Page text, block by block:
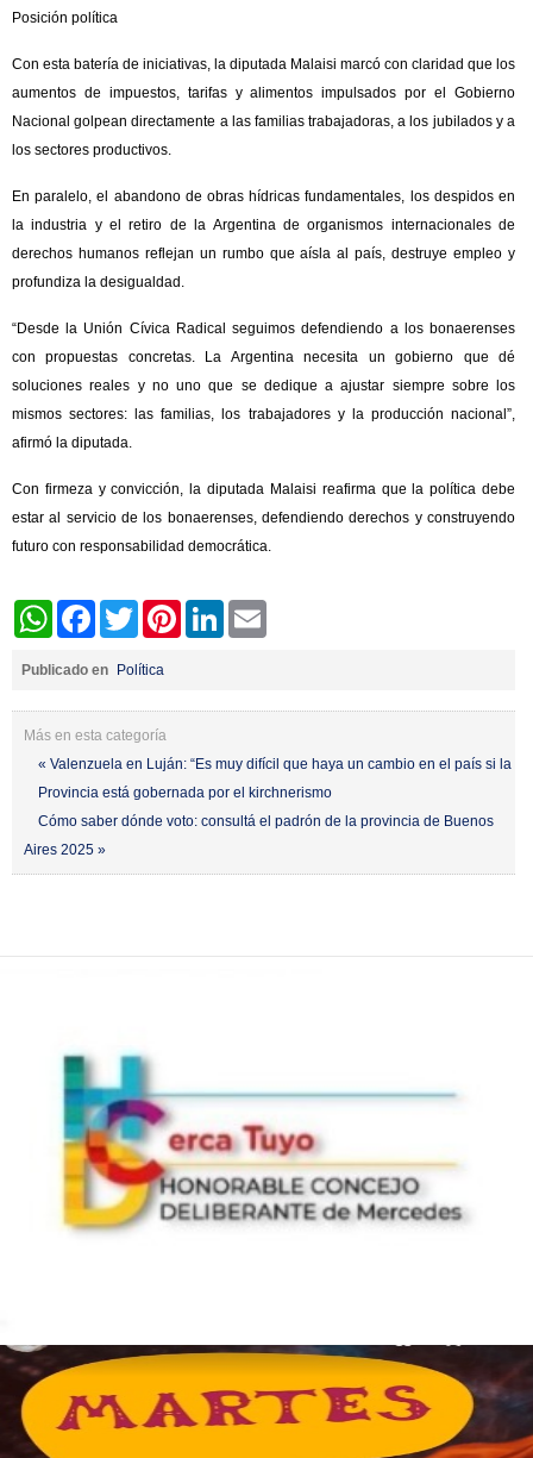
Posición política
Con esta batería de iniciativas, la diputada Malaisi marcó con claridad que los
aumentos de impuestos, tarifas y alimentos impulsados por el Gobierno
Nacional golpean directamente a las familias trabajadoras, a los jubilados y a
los sectores productivos.
En paralelo, el abandono de obras hídricas fundamentales, los despidos en
la industria y el retiro de la Argentina de organismos internacionales de
derechos humanos reflejan un rumbo que aísla al país, destruye empleo y
profundiza la desigualdad.
“Desde la Unión Cívica Radical seguimos defendiendo a los bonaerenses
con propuestas concretas. La Argentina necesita un gobierno que dé
soluciones reales y no uno que se dedique a ajustar siempre sobre los
mismos sectores: las familias, los trabajadores y la producción nacional”,
afirmó la diputada.
Con firmeza y convicción, la diputada Malaisi reafirma que la política debe
estar al servicio de los bonaerenses, defendiendo derechos y construyendo
futuro con responsabilidad democrática.
WhatsAppFacebookTwitter PinterestLinkedIn
Publicado en Política
Más en esta categoría
« Valenzuela en Luján: “Es muy difícil que haya un cambio en el país si la
Provincia está gobernada por el kirchnerismo
Cómo saber dónde voto: consultá el padrón de la provincia de Buenos
Aires 2025 »